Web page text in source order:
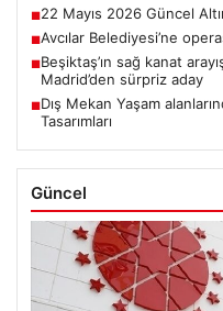
■22 Mayıs 2026 Güncel
■Avcılar Belediyesi’ne
■Beşiktaş’ın sağ kanat
Madrid’den sürpriz aday
■Dış Mekan Yaşam
Tasarımları
Güncel